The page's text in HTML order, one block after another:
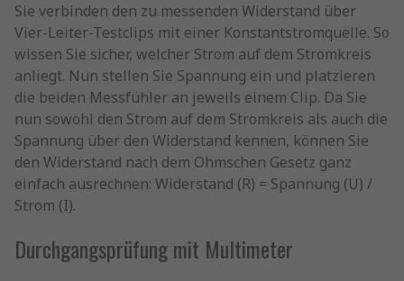
Sie verbinden den zu messenden Widerstand über
Vier-Leiter-Testclips mit einer Konstantstromquelle. So
wissen Sie sicher, welcher Strom auf dem Stromkreis
anliegt. Nun stellen Sie Spannung ein und platzieren
die beiden Messfühler an jeweils einem Clip. Da Sie
nun sowohl den Strom auf dem Stromkreis als auch die
Spannung über den Widerstand kennen, können Sie
den Widerstand nach dem Ohmschen Gesetz ganz
einfach ausrechnen: Widerstand (R) = Spannung (U) /
Strom (I).
Durchgangsprüfung mit Multimeter